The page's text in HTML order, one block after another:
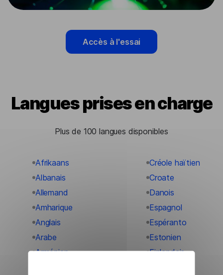
Accès à l'essai
Langues prises en charge
Plus de 100 langues disponibles
Afrikaans
Albanais
Allemand
Amharique
Anglais
Arabe
Arménien
Créole haïtien
Croate
Danois
Espagnol
Espéranto
Estonien
Finlandais